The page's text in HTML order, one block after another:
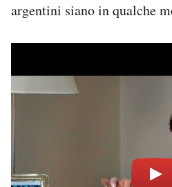
argentini siano in qualche